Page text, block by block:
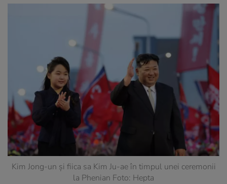
Kim Jong-un și fiica sa Kim Ju-ae în timpul unei ceremonii
la Phenian Foto: Hepta